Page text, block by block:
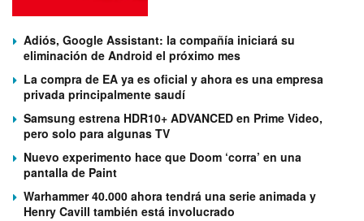
Adiós, Google Assistant: la compañía iniciará su
eliminación de Android el próximo mes
La compra de EA ya es oficial y ahora es una empresa
privada principalmente saudí
Samsung estrena HDR10+ ADVANCED en Prime Video,
pero solo para algunas TV
Nuevo experimento hace que Doom ‘corra’ en una
pantalla de Paint
Warhammer 40.000 ahora tendrá una serie animada y
Henry Cavill también está involucrado